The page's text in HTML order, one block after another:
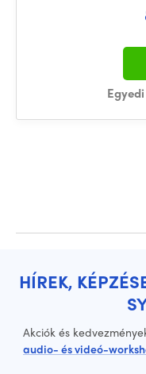
HÍREK,
Akciók és
audio- és videó-